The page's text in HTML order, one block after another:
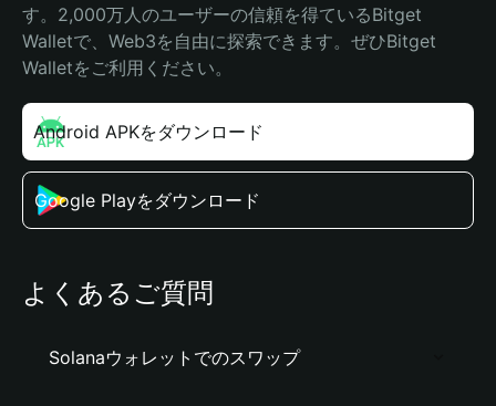
す。2,000万人のユーザーの信頼を得ているBitget
Walletで、Web3を自由に探索できます。ぜひBitget
Walletをご利用ください。
Android APKをダウンロード
Google Playをダウンロード
よくあるご質問
Solanaウォレットでのスワップ